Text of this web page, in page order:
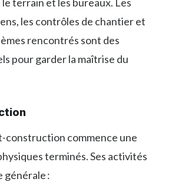
les contrôles de chantier et
rencontrés sont des
pour garder la maîtrise du
construction commence une
terminés. Ses activités
générale :